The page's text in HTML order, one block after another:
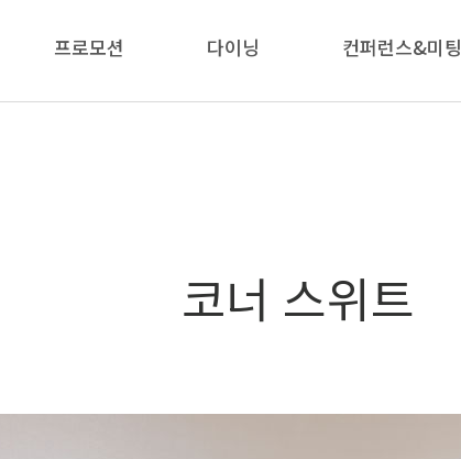
프로모션 다이닝 컨퍼런스&미팅
코너 스위트